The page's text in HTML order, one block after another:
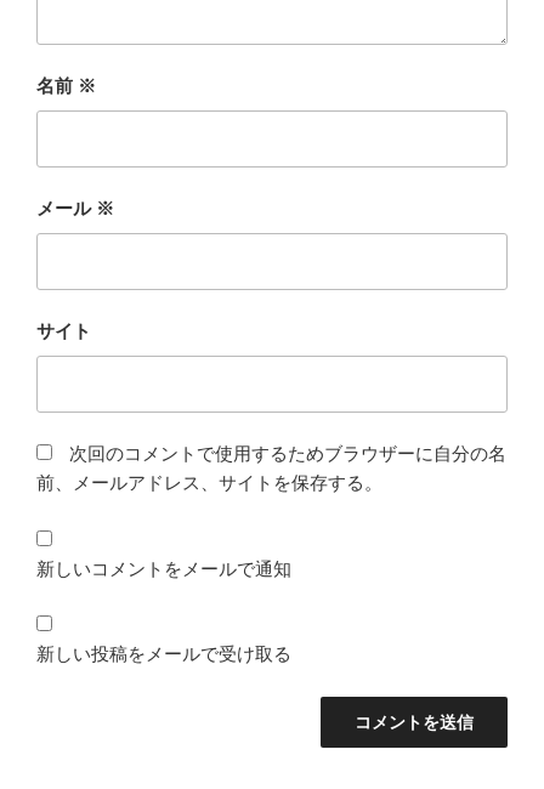
名前 ※
メール ※
サイト
次回のコメントで使用するためブラウザーに自分の名
前、メールアドレス、サイトを保存する。
新しいコメントをメールで通知
新しい投稿をメールで受け取る